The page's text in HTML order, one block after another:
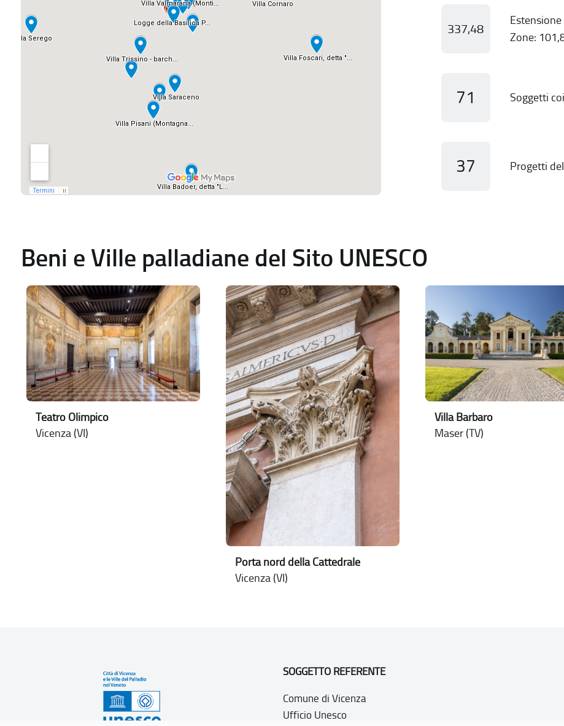
337,48
Zone:
71 Soggetti
37 Progetti
Beni e Ville palladiane del Sito UNESCO
Teatro Olimpico
Vicenza (VI)
Porta nord della Cattedrale
Vicenza (VI)
Villa Barbaro
Maser (TV)
SOGGETTO REFERENTE
Comune di Vicenza
Ufficio Unesco